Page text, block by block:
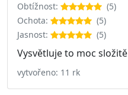
Obtížnost:
(5)
Ochota:
(5)
Jasnost:
(5)
Vysvětluje to moc složitě
vytvořeno: 11 rk